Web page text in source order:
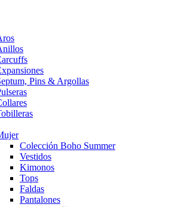
Pins & Argollas
Colección Boho Summer
Vestidos
Kimonos
Tops
Faldas
Pantalones